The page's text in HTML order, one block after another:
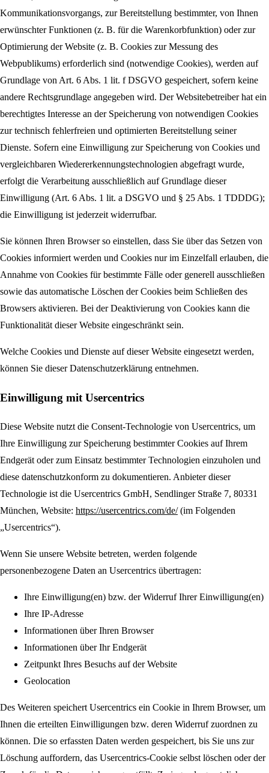
Kommunikationsvorgangs, zur Bereitstellung bestimmter, von Ihnen
erwünschter Funktionen (z. B. für die Warenkorbfunktion) oder zur
Optimierung der Website (z. B. Cookies zur Messung des
Webpublikums) erforderlich sind (notwendige Cookies), werden auf
Grundlage von Art. 6 Abs. 1 lit. f DSGVO gespeichert, sofern keine
andere Rechtsgrundlage angegeben wird. Der Websitebetreiber hat ein
berechtigtes Interesse an der Speicherung von notwendigen Cookies
zur technisch fehlerfreien und optimierten Bereitstellung seiner
Dienste. Sofern eine Einwilligung zur Speicherung von Cookies und
vergleichbaren Wiedererkennungstechnologien abgefragt wurde,
erfolgt die Verarbeitung ausschließlich auf Grundlage dieser
Einwilligung (Art. 6 Abs. 1 lit. a DSGVO und § 25 Abs. 1 TDDDG);
die Einwilligung ist jederzeit widerrufbar.
Sie können Ihren Browser so einstellen, dass Sie über das Setzen von
Cookies informiert werden und Cookies nur im Einzelfall erlauben, die
Annahme von Cookies für bestimmte Fälle oder generell ausschließen
sowie das automatische Löschen der Cookies beim Schließen des
Browsers aktivieren. Bei der Deaktivierung von Cookies kann die
Funktionalität dieser Website eingeschränkt sein.
Welche Cookies und Dienste auf dieser Website eingesetzt werden,
können Sie dieser Datenschutzerklärung entnehmen.
Einwilligung mit Usercentrics
Diese Website nutzt die Consent-Technologie von Usercentrics, um
Ihre Einwilligung zur Speicherung bestimmter Cookies auf Ihrem
Endgerät oder zum Einsatz bestimmter Technologien einzuholen und
diese datenschutzkonform zu dokumentieren. Anbieter dieser
Technologie ist die Usercentrics GmbH, Sendlinger Straße 7, 80331
München, Website: https://usercentrics.com/de/(im Folgenden
„Usercentrics“).
Wenn Sie unsere Website betreten, werden folgende
personenbezogene Daten an Usercentrics übertragen:
Ihre Einwilligung(en) bzw. der Widerruf Ihrer Einwilligung(en)
Ihre IP-Adresse
Informationen über Ihren Browser
Informationen über Ihr Endgerät
Zeitpunkt Ihres Besuchs auf der Website
Geolocation
Des Weiteren speichert Usercentrics ein Cookie in Ihrem Browser, um
Ihnen die erteilten Einwilligungen bzw. deren Widerruf zuordnen zu
können. Die so erfassten Daten werden gespeichert, bis Sie uns zur
Löschung auffordern, das Usercentrics-Cookie selbst löschen oder der